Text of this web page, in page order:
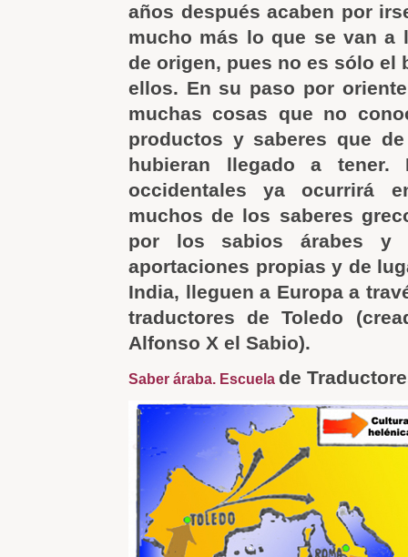
años después acaben por
mucho más lo que se van a
de origen, pues no es sólo el
ellos. En su paso por
muchas cosas que no
productos y saberes que
hubieran llegado a tener.
occidentales ya ocurrirá
muchos de los saberes
por los sabios árabes y
aportaciones propias y de
India, lleguen a Europa a
traductores de Toledo
Alfonso X el Sabio).
Saber áraba. Escuela de